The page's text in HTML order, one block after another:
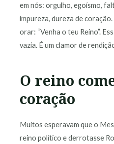
em nós: orgulho, egoísmo,
impureza, dureza de
orar: “Venha o teu Reino”.
vazia. É um clamor de
O reino
coração
Muitos esperavam que o
reino político e derrotasse